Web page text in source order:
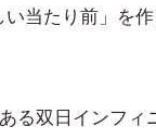
い当たり前」を
る双日インフィ